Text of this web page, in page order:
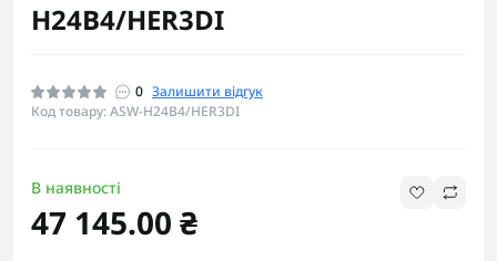
H24B4/HER3DI
0 Залишити відгук
Код товару: ASW-H24B4/HER3DI
В наявності
47 145.00 ₴